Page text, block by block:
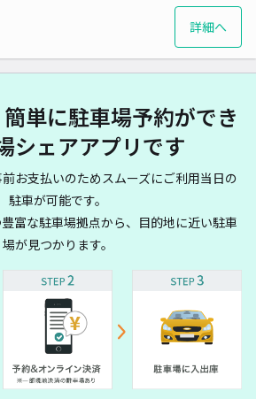
詳細へ
単に駐車場予約ができ
シェアアプリです
お支払いのためスムーズにご利用当日の
駐車が可能です。
富な駐車場拠点から、目的地に近い駐車
場が見つかります。